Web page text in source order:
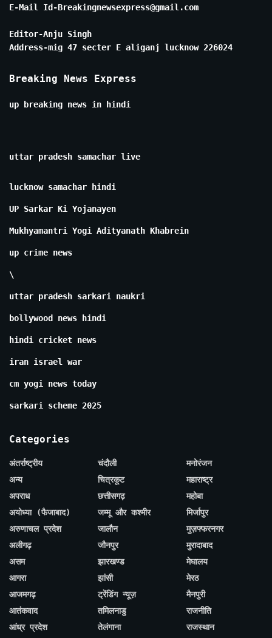
E-Mail Id-Breakingnewsexpress@gmail.com
Editor-Anju Singh
Address-mig 47 secter E aliganj lucknow 226024
Breaking News Express
up breaking news in hindi
uttar pradesh samachar live
lucknow samachar hindi
UP Sarkar Ki Yojanayen
Mukhyamantri Yogi Adityanath Khabrein
up crime news
\
uttar pradesh sarkari naukri
bollywood news hindi
hindi cricket news
iran israel war
cm yogi news today
sarkari scheme 2025
Categories
अंतर्राष्ट्रीय
अन्य
अपराध
अयोध्या (फैजाबाद)
अरुणाचल प्रदेश
अलीगढ़
असम
आगरा
आजमगढ़
आतंकवाद
आंध्र प्रदेश
चंदौली
चित्रकूट
छत्तीसगढ़
जम्मू और कश्मीर
जालौन
जौनपुर
झारखण्ड
झांसी
ट्रेंडिंग न्यूज़
तमिलनाडु
तेलंगाना
मनोरंजन
महाराष्ट्र
महोबा
मिर्जापुर
मुज़फ्फरनगर
मुरादाबाद
मेघालय
मेरठ
मैनपुरी
राजनीति
राजस्थान